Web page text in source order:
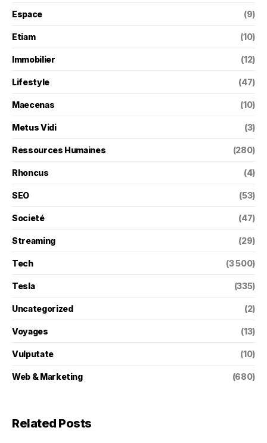
Espace (9)
Etiam (10)
Immobilier (12)
Lifestyle (47)
Maecenas (10)
Metus Vidi (3)
Ressources Humaines (280)
Rhoncus (4)
SEO (53)
Societé (47)
Streaming (29)
Tech (3 500)
Tesla (335)
Uncategorized (2)
Voyages (13)
Vulputate (10)
Web & Marketing (680)
Related Posts